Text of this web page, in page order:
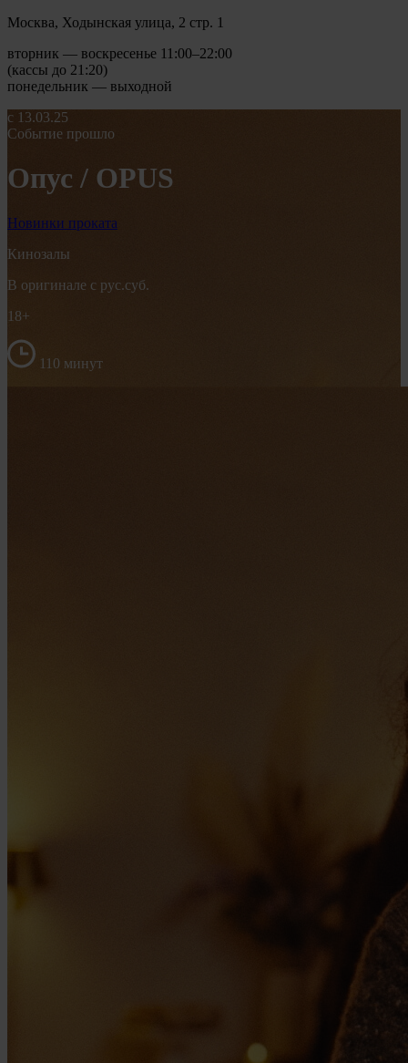
Москва, Ходынская улица, 2 стр. 1
вторник — воскресенье 11:00–22:00
(кассы до 21:20)
понедельник — выходной
с 13.03.25
Событие прошло
Опус / OPUS
Новинки проката
Кинозалы
В оригинале с рус.суб.
18+
110 минут